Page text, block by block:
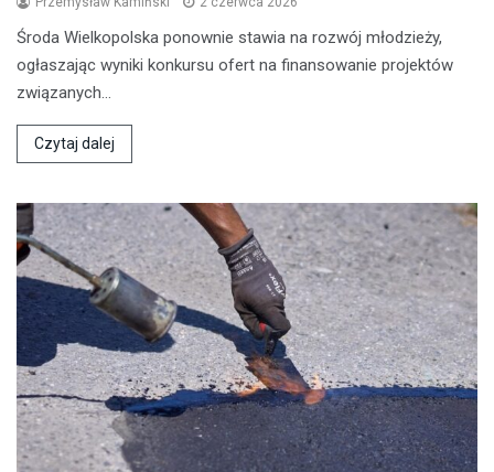
Środa Wielkopolska ponownie stawia na rozwój młodzieży,
ogłaszając wyniki konkursu ofert na finansowanie projektów
związanych…
Czytaj dalej